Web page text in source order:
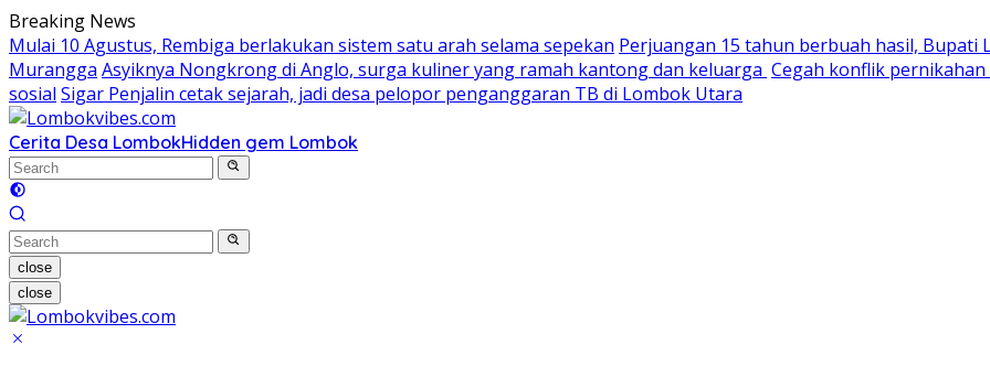
Skip
to
content
Breaking News
Mulai 10 Agustus, Rembiga berlakukan sistem satu arah selama sepekan Perjuangan 15 tahun berbuah hasil, Bupati
Murangga Asyiknya Nongkrong di Anglo, surga kuliner yang ramah kantong dan keluarga Cegah konflik
sosial Sigar Penjalin cetak sejarah, jadi desa pelopor penganggaran TB di Lombok Utara
Cerita Desa LombokHidden gem Lombok
close
close